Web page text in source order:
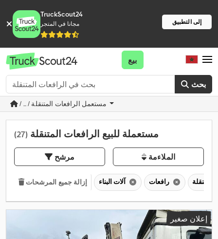
TruckScout24
مجانا في المتجر إلى التطبيق
بحث
بيع
مستعملة للبيع الرافعات المتنقلة (27)
مرشح الملاءمة
إزالة جميع المرشحات آلات البناء رافعات
إعلان صغير